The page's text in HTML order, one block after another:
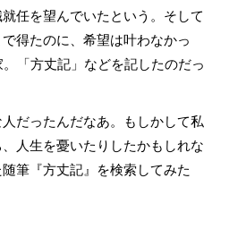
任を望んでいたという。そして
得たのに、希望は叶わなかっ
「方丈記」などを記したのだっ
だったんだなあ。もしかして私
人生を憂いたりしたかもしれな
筆『方丈記』を検索してみた